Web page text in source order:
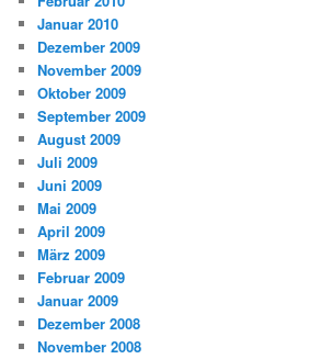
Januar 2010
Dezember 2009
November 2009
Oktober 2009
September 2009
August 2009
Juli 2009
Juni 2009
Mai 2009
April 2009
März 2009
Februar 2009
Januar 2009
Dezember 2008
November 2008